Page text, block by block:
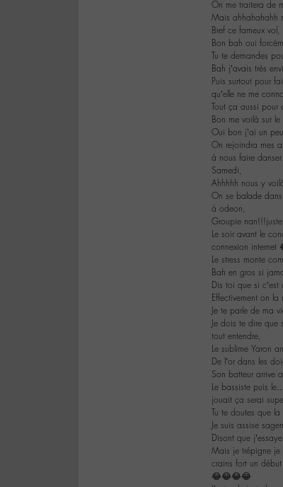
On me traitera de
Mais ahhahahahh
Bref ce fameux vol,
Bon bah oui
Tu te demandes
Bah j’avais très
Puis surtout pour
qu’elle ne me
Tout ça aussi pour
Bon me voilà sur
Oui bon j’ai un
On rejoindra mes
à nous faire
Samedi,
Ahhhhh nous y
On se balade
à odeon,
Groupie
Le soir avant le
connexion internet
Le stress monte
Bah en gros si
Dis toi que si
Effectivement on
Je te parle de ma
Je dois te dire
tout entendre,
Le sublime Yaron
De l’or dans les
Son batteur arrive
Le bassiste puis
jouait ça serai
Tu te doutes que
Je suis assise
Disont que
Mais je trépigne je
crains fort un début
😂😂😂😂